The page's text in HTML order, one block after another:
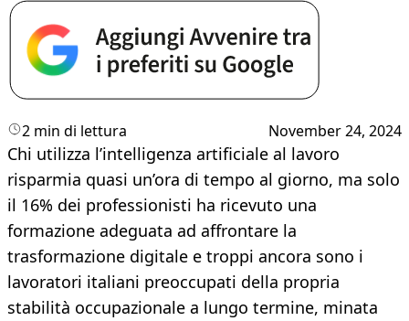
2 min di lettura November 24, 2024
Chi utilizza l’intelligenza artificiale al lavoro
risparmia quasi un’ora di tempo al giorno, ma solo
il 16% dei professionisti ha ricevuto una
formazione adeguata ad affrontare la
trasformazione digitale e troppi ancora sono i
lavoratori italiani preoccupati della propria
stabilità occupazionale a lungo termine, minata